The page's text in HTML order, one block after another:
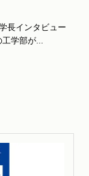
長インタビュー
学部が...